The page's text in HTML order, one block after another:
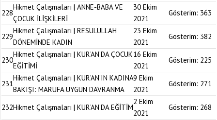
228
Hikmet Çalışmaları | ANNE-BABA VE
ÇOCUK İLİŞKİLERİ
30 Ekim
2021
Gösterim: 363
229
Hikmet Çalışmaları | RESULULLAH
DÖNEMİNDE KADIN
23 Ekim
2021
Gösterim: 382
230
Hikmet Çalışmaları | KUR’AN’DA ÇOCUK
EĞİTİMİ
16 Ekim
2021
Gösterim: 225
231
Hikmet Çalışmaları | KUR’AN’IN KADINA
BAKIŞI: MARUFA UYGUN DAVRANMA
9 Ekim
2021
Gösterim: 271
232Hikmet Çalışmaları | KUR’AN’DA EĞİTİM
2 Ekim
2021
Gösterim: 268